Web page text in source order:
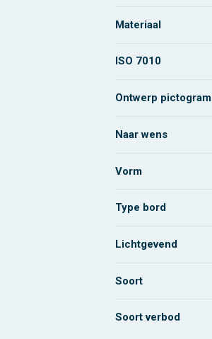
Materiaal
ISO 7010
Ontwerp pictogram
Naar wens
Vorm
Type bord
Lichtgevend
Soort
Soort verbod